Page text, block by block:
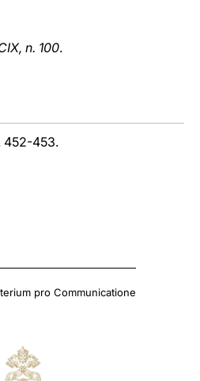
n. 100.
452-453.
pro Communicatione